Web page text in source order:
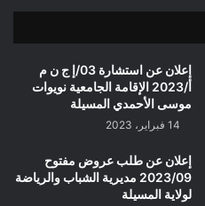
إعلان عن استشارة 03/إ ج ن م
أ/2023 الإقامة الجامعية نويوات
موسى الأحمدي المسيلة
14 فبراير، 2023
إعلان عن طلب عروض مفتوح
2023/09 مديرية الشباب والرياضة
لولاية المسيلة